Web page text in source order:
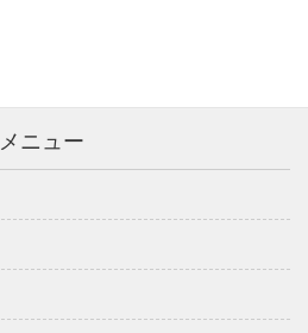
メニュー